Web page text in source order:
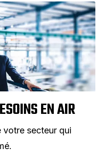
EN AIR
votre secteur qui